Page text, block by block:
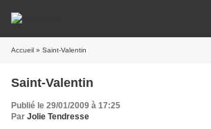
Accueil » Saint-Valentin
Saint-Valentin
Publié le 29/01/2009 à 17:25
Par Jolie Tendresse